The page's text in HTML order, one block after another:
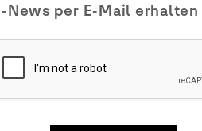
per E-Mail